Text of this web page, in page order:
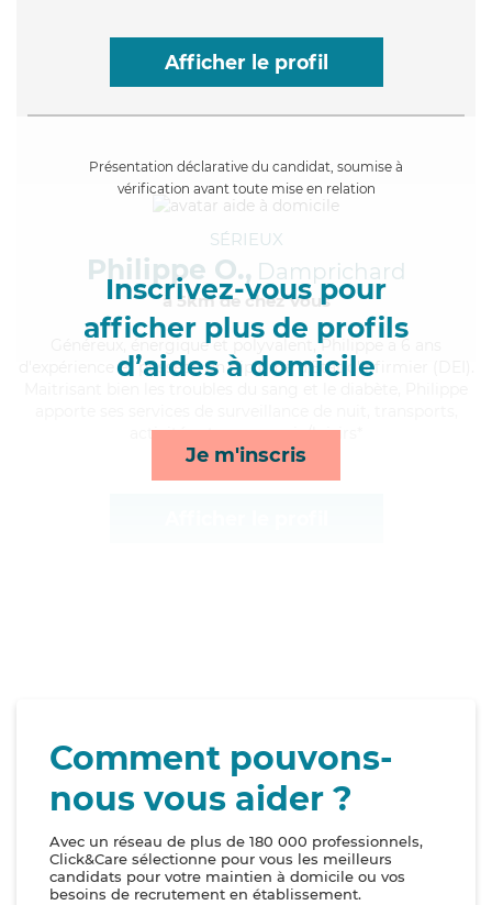
Afficher le profil
Présentation déclarative du candidat, soumise à
vérification avant toute mise en relation
Inscrivez-vous pour
afficher plus de profils
d’aides à domicile
Je m'inscris
SÉRIEUX
Philippe O., Damprichard
à 5km de chez Vous
, énergique et polyvalent, Philippe a 6 ans
d'expérience et possède un diplôme d'Etat d'infirmier (DEI).
activités et compagnie/loisirs*
Comment pouvons-
nous vous aider ?
Avec un réseau de plus de 180 000 professionnels,
Click&Care sélectionne pour vous les meilleurs
candidats pour votre maintien à domicile ou vos
besoins de recrutement en établissement.